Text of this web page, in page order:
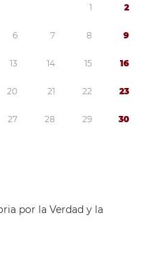
1 2
6 7 8 9
13 14 15 16
20 21 22 23
27 28 29 30
por la Verdad y la